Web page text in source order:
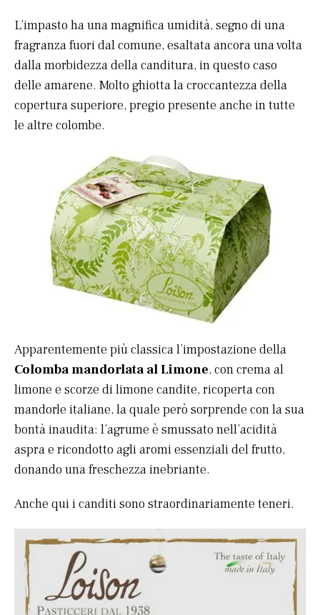
L’impasto ha una magnifica umidità, segno di una
fragranza fuori dal comune, esaltata ancora una volta
dalla morbidezza della canditura, in questo caso
delle amarene. Molto ghiotta la croccantezza della
copertura superiore, pregio presente anche in tutte
le altre colombe.
Apparentemente più classica l’impostazione della
Colomba mandorlata al Limone, con crema al
limone e scorze di limone candite, ricoperta con
mandorle italiane, la quale però sorprende con la sua
bontà inaudita: l’agrume è smussato nell’acidità
aspra e ricondotto agli aromi essenziali del frutto,
donando una freschezza inebriante.
Anche qui i canditi sono straordinariamente teneri.